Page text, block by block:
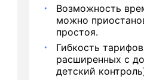
Возможность
можно
простоя.
Гибкость
расширенных с
детский